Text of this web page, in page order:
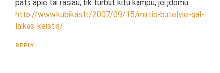
pats apie tai rašiau, tik turbūt kitu kampu, jei įdomu:
http://www.kubikas.lt/2007/09/15/mirtis-butelyje-gal-
laikas-keistis/
REPLY